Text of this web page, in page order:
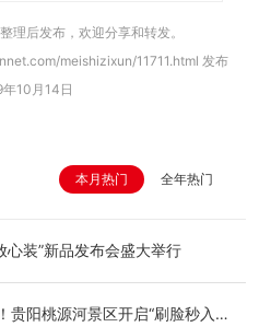
理后发布，欢迎分享和转发。
meishizixun/11711.html 发布
10月14日
本月热门 全年热门
心装”新品发布会盛大举行
贵阳桃源河景区开启“刷脸秒入